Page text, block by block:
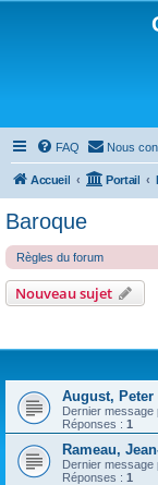
FAQ Nous
Accueil Portail
Baroque
Règles du forum
Nouveau sujet
August, Peter
Dernier message
Réponses : 1
Rameau,
Dernier message
Réponses : 1